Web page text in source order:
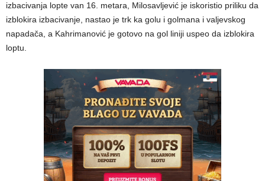
izbacivanja lopte van 16. metara, Milosavljević je iskoristio priliku da
izblokira izbacivanje, nastao je trk ka golu i golmana i valjevskog
napadača, a Kahrimanović je gotovo na gol liniji uspeo da izblokira
loptu.